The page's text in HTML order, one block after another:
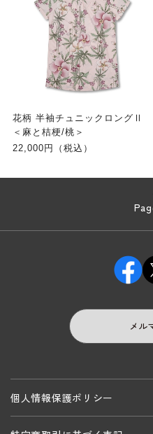
花柄 半袖チュニックロングⅡ
＜麻と桔梗/桃＞
22,000円（税込）
メル
個人情報保護ポリシー